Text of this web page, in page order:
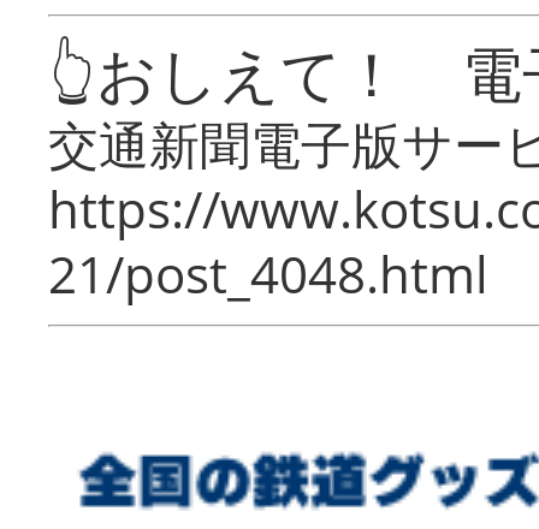
👆おしえて！ 電
交通新聞電子版サー
https://
21/post_4048.html